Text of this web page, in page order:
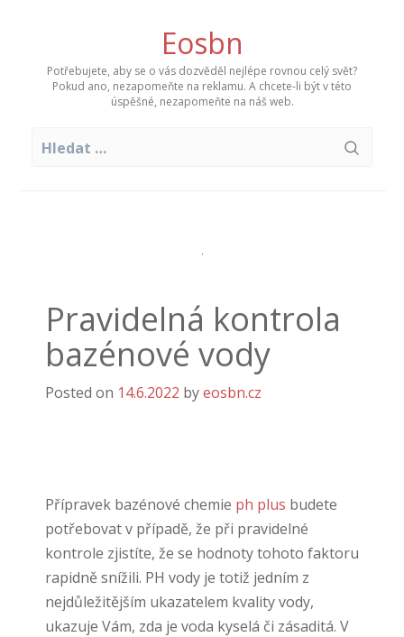
Eosbn
Potřebujete, aby se o vás dozvěděl nejlépe rovnou celý svět?
Pokud ano, nezapomeňte na reklamu. A chcete-li být v této
úspěšné, nezapomeňte na náš web.
Pravidelná kontrola
bazénové vody
Posted on 14.6.2022 byeosbn.cz
Přípravek bazénové chemie ph plus budete
potřebovat v případě, že při pravidelné
kontrole zjistíte, že se hodnoty tohoto faktoru
rapidně snížili. PH vody je totiž jedním z
nejdůležitějším ukazatelem kvality vody,
ukazuje Vám, zda je voda kyselá či zásaditá. V